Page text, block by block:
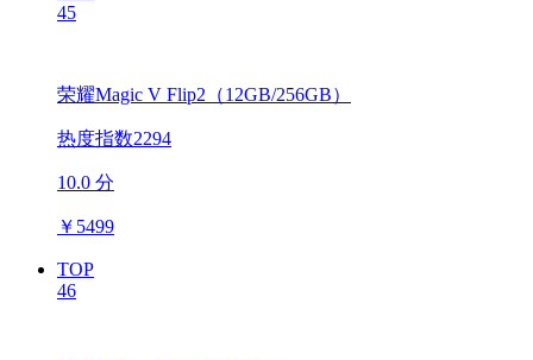
45
荣耀Magic V Flip2（12GB/256GB）
热度指数2294
10.0 分
￥ 5499
TOP
46